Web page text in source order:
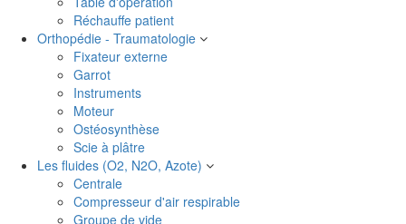
Réchauffe patient
Orthopédie - Traumatologie
Fixateur externe
Garrot
Instruments
Moteur
Ostéosynthèse
Scie à plâtre
Les fluides (O2, N2O, Azote)
Centrale
Compresseur d'air respirable
Groupe de vide